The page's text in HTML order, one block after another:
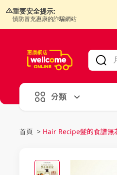
重要安全提示:
慎防冒充惠康的詐騙網站
分類
首頁 > Hair Recipe髮的食譜無